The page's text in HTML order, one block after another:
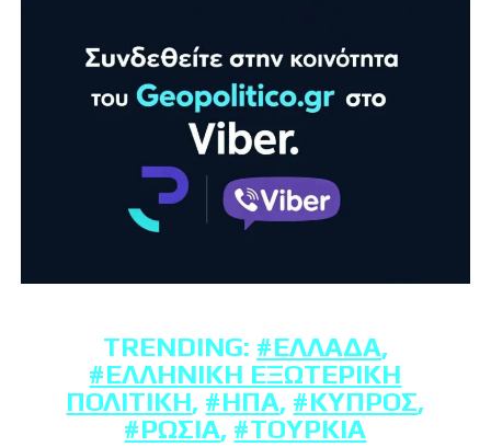
TRENDING: #ΕΛΛΆΔΑ,
#ΕΛΛΗΝΙΚΉ ΕΞΩΤΕΡΙΚΉ
ΠΟΛΙΤΙΚΉ, #ΗΠΑ, #ΚΎΠΡΟΣ,
#ΡΩΣΊΑ, #ΤΟΥΡΚΊΑ